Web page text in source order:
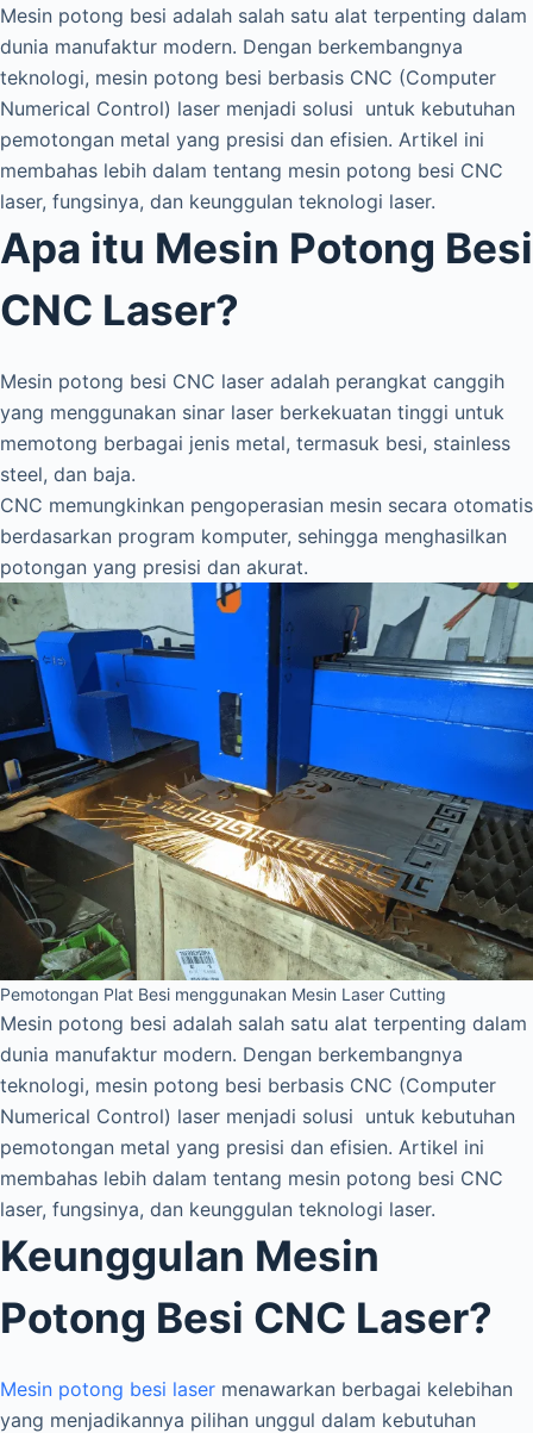
Skip
to
content
Mesin potong besi adalah salah satu alat terpenting dalam
dunia manufaktur modern. Dengan berkembangnya
teknologi, mesin potong besi berbasis CNC (Computer
Numerical Control) laser menjadi solusi untuk kebutuhan
pemotongan metal yang presisi dan efisien. Artikel ini
membahas lebih dalam tentang mesin potong besi CNC
laser, fungsinya, dan keunggulan teknologi laser.
Apa itu Mesin Potong Besi
CNC Laser?
Mesin potong besi CNC laser adalah perangkat canggih
yang menggunakan sinar laser berkekuatan tinggi untuk
memotong berbagai jenis metal, termasuk besi, stainless
steel, dan baja.
CNC memungkinkan pengoperasian mesin secara otomatis
berdasarkan program komputer, sehingga menghasilkan
potongan yang presisi dan akurat.
Pemotongan Plat Besi menggunakan Mesin Laser Cutting
Mesin potong besi adalah salah satu alat terpenting dalam
dunia manufaktur modern. Dengan berkembangnya
teknologi, mesin potong besi berbasis CNC (Computer
Numerical Control) laser menjadi solusi untuk kebutuhan
pemotongan metal yang presisi dan efisien. Artikel ini
membahas lebih dalam tentang mesin potong besi CNC
laser, fungsinya, dan keunggulan teknologi laser.
Keunggulan Mesin
Potong Besi CNC Laser?
Mesin potong besi laser menawarkan berbagai kelebihan
yang menjadikannya pilihan unggul dalam kebutuhan